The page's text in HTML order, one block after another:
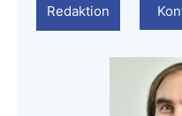
Redaktion